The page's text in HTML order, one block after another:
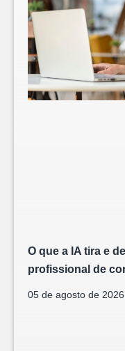
O que a IA tira e
profissional de
05 de agosto de 2026